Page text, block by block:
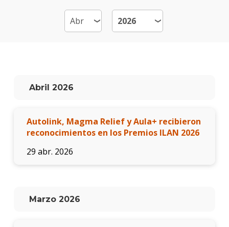
Abril 2026
Autolink, Magma Relief y Aula+ recibieron
reconocimientos en los Premios ILAN 2026
29 abr. 2026
Marzo 2026